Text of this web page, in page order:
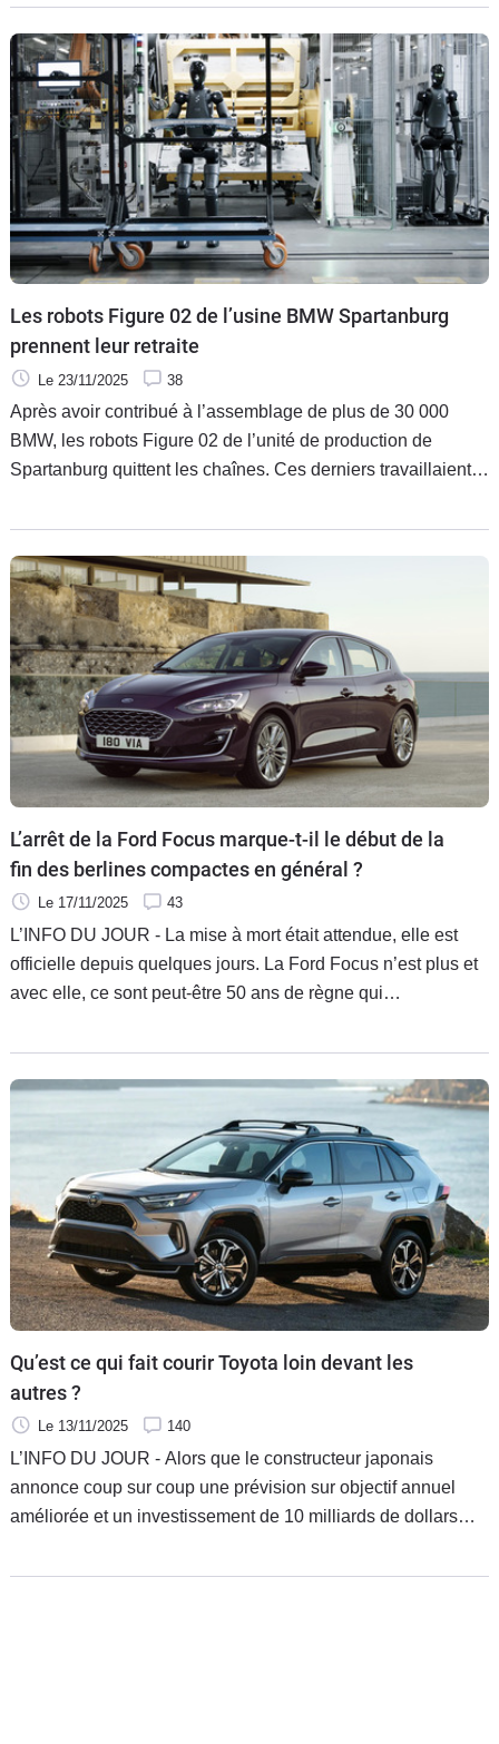
Les robots Figure 02 de l’usine BMW Spartanburg
prennent leur retraite
Le 23/11/2025 38
Après avoir contribué à l’assemblage de plus de 30 000
BMW, les robots Figure 02 de l’unité de production de
Spartanburg quittent les chaînes. Ces derniers travaillaient
L’arrêt de la Ford Focus marque-t-il le début de la
fin des berlines compactes en général ?
Le 17/11/2025 43
L’INFO DU JOUR - La mise à mort était attendue, elle est
officielle depuis quelques jours. La Ford Focus n’est plus et
avec elle, ce sont peut-être 50 ans de règne qui
plus vendues à travers l’Europe, jusqu’au succès des SUV.
Qu’est ce qui fait courir Toyota loin devant les
autres ?
Le 13/11/2025 140
L’INFO DU JOUR - Alors que le constructeur japonais
annonce coup sur coup une prévision sur objectif annuel
améliorée et un investissement de 10 milliards de dollars
Toyota qui domine le monde automobile depuis des années.